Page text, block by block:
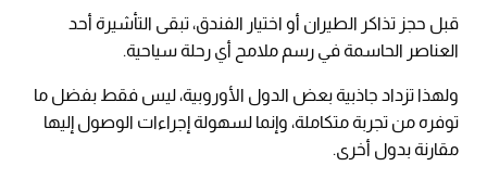
قبل حجز تذاكر الطيران أو اختيار الفندق، تبقى التأشيرة أحد
العناصر الحاسمة في رسم ملامح أي رحلة سياحية.
ولهذا تزداد جاذبية بعض الدول الأوروبية، ليس فقط بفضل ما
توفره من تجربة متكاملة، وإنما لسهولة إجراءات الوصول إليها
مقارنة بدول أخرى.